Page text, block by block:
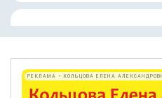
РЕКЛАМА • КОЛЬЦОВА ЕЛЕНА